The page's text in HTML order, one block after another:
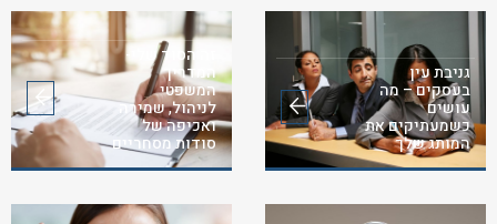
גניבת עין
בעסקים – מה
עושים
כשמעתיקים את
המותג שלך
זה הסוד שלי-
המדריך
המשפטי
לניהול, שמירה
ואכיפה של
סודות מסחריים